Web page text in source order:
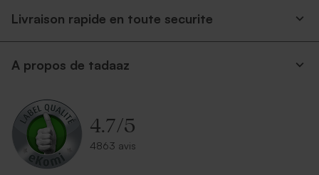
Livraison rapide en toute securite
A propos de tadaaz
4.7/5
4863 avis